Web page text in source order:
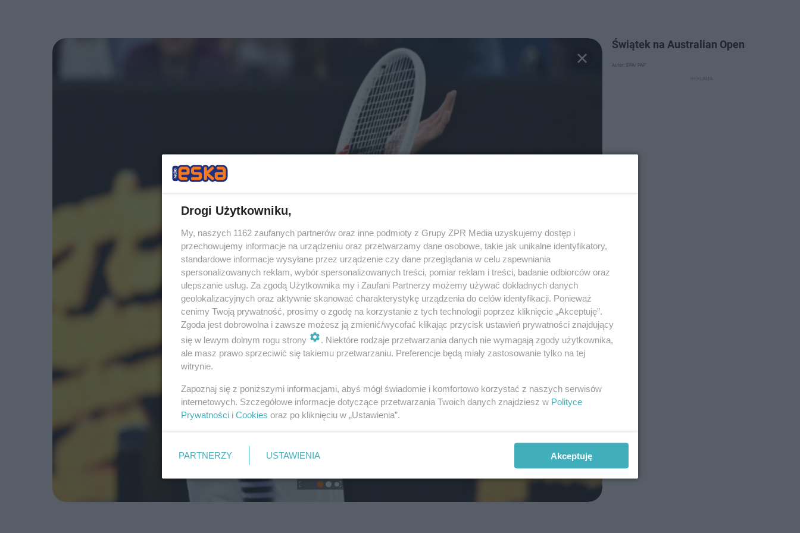
Świątek na Australian Open
Autor: EPA/ PAP
Drogi Użytkowniku,
My, naszych 1162 zaufanych partnerów oraz inne podmioty z Grupy ZPR Media uzyskujemy dostęp i
przechowujemy informacje na urządzeniu oraz przetwarzamy dane osobowe, takie jak unikalne identyfikatory,
standardowe informacje wysyłane przez urządzenie czy dane przeglądania w celu zapewniania
spersonalizowanych reklam, wybór spersonalizowanych treści, pomiar reklam i treści, badanie odbiorców oraz
ulepszanie usług. Za zgodą Użytkownika my i Zaufani Partnerzy możemy używać dokładnych danych
geolokalizacyjnych oraz aktywnie skanować charakterystykę urządzenia do celów identyfikacji. Ponieważ
cenimy Twoją prywatność, prosimy o zgodę na korzystanie z tych technologii poprzez kliknięcie „Akceptuję”.
Zgoda jest dobrowolna i zawsze możesz ją zmienić/wycofać klikając przycisk ustawień prywatności znajdujący
się w lewym dolnym rogu strony
. Niektóre rodzaje przetwarzania danych nie wymagają zgody użytkownika,
ale masz prawo sprzeciwić się takiemu przetwarzaniu. Preferencje będą miały zastosowanie tylko na tej
witrynie.
Zapoznaj się z poniższymi informacjami, abyś mógł świadomie i komfortowo korzystać z naszych serwisów
internetowych. Szczegółowe informacje dotyczące przetwarzania Twoich danych znajdziesz w Polityce
Prywatności i Cookies oraz po kliknięciu w „Ustawienia”.
PARTNERZY USTAWIENIA Akceptuję